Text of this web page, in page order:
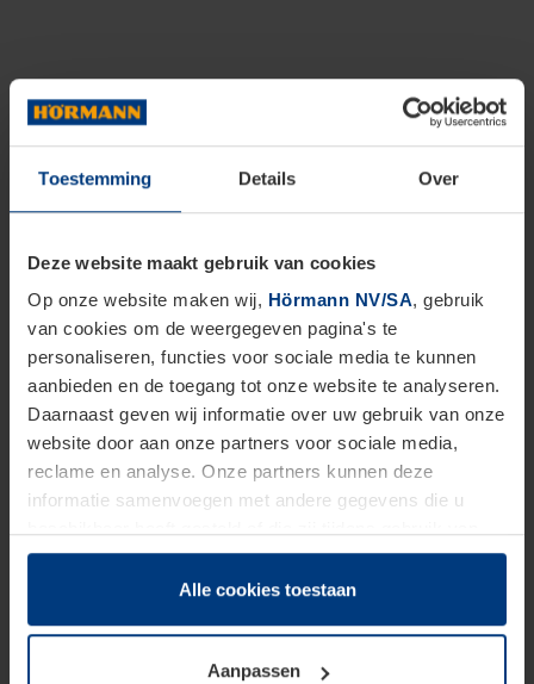
Toestemming Details Over
Deze website maakt gebruik van cookies
Op onze website maken wij, Hörmann NV/SA, gebruik
van cookies om de weergegeven pagina's te
personaliseren, functies voor sociale media te kunnen
aanbieden en de toegang tot onze website te analyseren.
Daarnaast geven wij informatie over uw gebruik van onze
website door aan onze partners voor sociale media,
reclame en analyse. Onze partners kunnen deze
informatie samenvoegen met andere gegevens die u
hun diensten hebben verzameld.
Juridisch hebben wij het recht om cookies op uw
van deze pagina's absoluut vereist is. Voor alle andere
soorten cookies is uw toestemming benodigd. Uw
Alle cookies toestaan
Aanpassen